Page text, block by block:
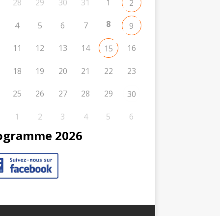
28 29 30 31 1 2
4 5 6 7 8 9
11 12 13 14 15 16
18 19 20 21 22 23
25 26 27 28 29 30
1 2 3 4 5 6
2026